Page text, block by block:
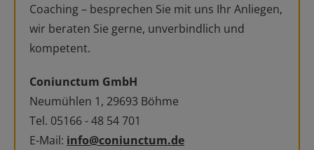
Coaching – besprechen Sie mit uns Ihr Anliegen,
wir beraten Sie gerne, unverbindlich und
kompetent.
Coniunctum GmbH
Neumühlen 1, 29693 Böhme
Tel. 05166 - 48 54 701
E-Mail: info@coniunctum.de